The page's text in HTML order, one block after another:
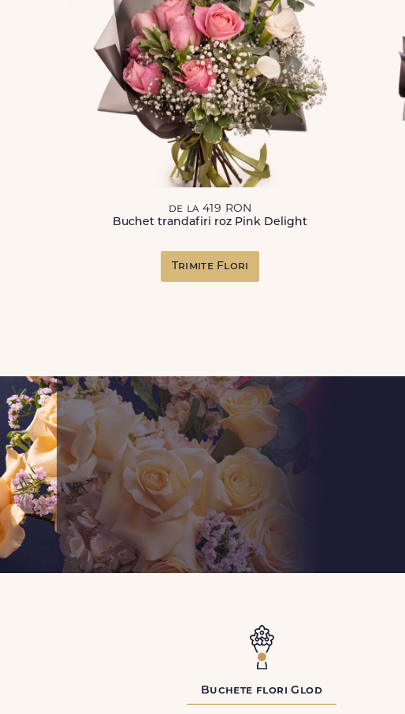
de la 419 RON
Buchet trandafiri roz Pink Delight
Trimite Flori
Buchete flori Glod